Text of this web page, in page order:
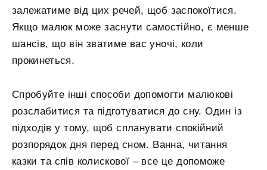
залежатиме від цих речей, щоб заспокоїтися.
Якщо малюк може заснути самостійно, є менше
шансів, що він зватиме вас уночі, коли
прокинеться.
Спробуйте інші способи допомогти малюкові
розслабитися та підготуватися до сну. Один із
підходів у тому, щоб спланувати спокійний
розпорядок дня перед сном. Ванна, читання
казки та спів колискової – все це допоможе